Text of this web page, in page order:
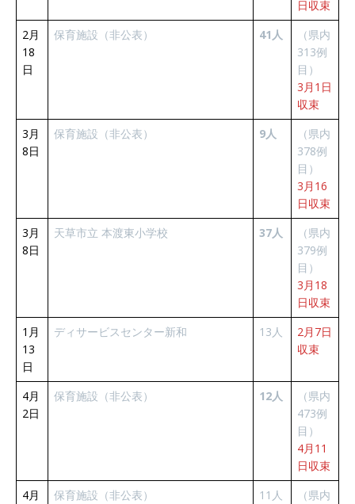
日収束
2月
18
日
保育施設（非公表） 41人
（県内
313例
目）
3月1日
収束
3月
8日
保育施設（非公表） 9人
（県内
378例
目）
3月16
日収束
3月
8日
天草市立 本渡東小学校 37人
（県内
379例
目）
3月18
日収束
1月
13
日
ディサービスセンター新和 13人
2月7日
収束
4月
2日
保育施設（非公表） 12人
（県内
473例
目）
4月11
日収束
4月
保育施設（非公表） 11人
（県内